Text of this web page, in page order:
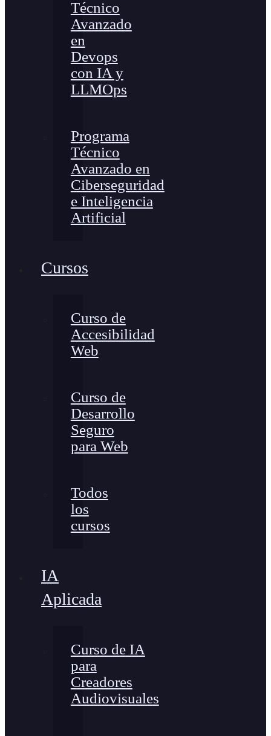
Técnico
Avanzado
en
Devops
con IA y
LLMOps
Programa
Técnico
Avanzado en
Ciberseguridad
e Inteligencia
Artificial
Cursos
Curso de
Accesibilidad
Web
Curso de
Desarrollo
Seguro
para Web
Todos
los
cursos
IA
Aplicada
Curso de IA
para
Creadores
Audiovisuales